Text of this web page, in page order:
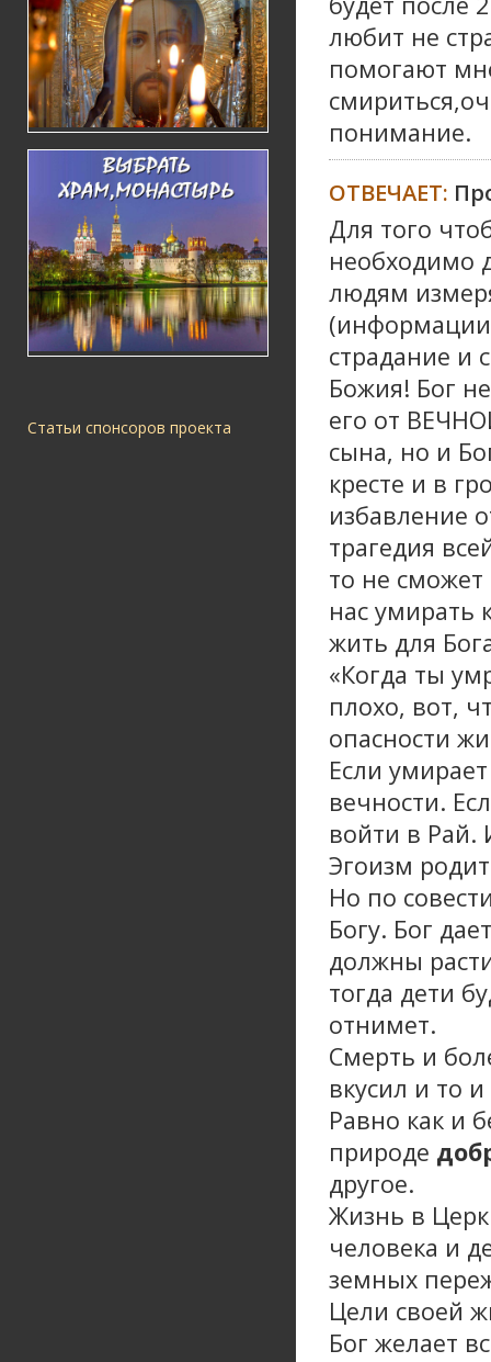
Статьи спонсоров проекта
любит не
помогают
понимание.
ОТВЕЧАЕТ:
Для того
необходимо
людям
страдание и
Божия! Бог
его от
сына, но и
кресте и в
избавление
трагедия
то не сможет
нас умирать
жить для
«Когда ты
плохо, вот,
опасности
Если
вечности.
войти в Рай.
Эгоизм
Но по
Богу. Бог
должны
тогда дети
отнимет.
Смерть и
вкусил и то
Равно как и
природе
другое.
Жизнь в
человека и
земных
Цели своей
Бог желает